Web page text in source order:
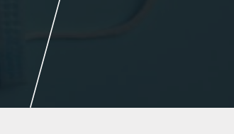
DE L'ORDRE
CIVILE